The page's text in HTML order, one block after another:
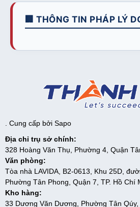
🏢 THÔNG TIN PHÁP LÝ
. Cung cấp bởi Sapo
Địa chỉ trụ sở chính:
328 Hoàng Văn Thụ, Phường 4, Quận
Văn phòng:
Tòa nhà LAVIDA, B2-0613, Khu 25D,
Phường Tân Phong, Quận 7, TP. Hồ Chí
Kho hàng:
33 Dương Văn Dương, Phường Tân Qúy,